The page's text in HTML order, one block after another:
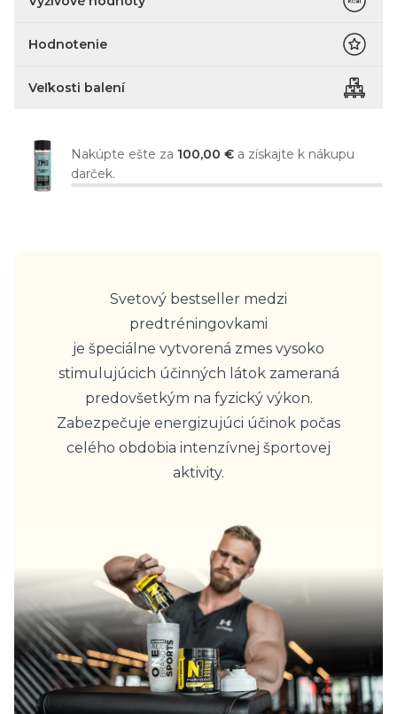
Hodnotenie
Veľkosti balení
Nakúpte ešte za 100,00 € a získajte k nákupu
darček.
Svetový bestseller medzi
predtréningovkami
je špeciálne vytvorená zmes vysoko
stimulujúcich účinných látok zameraná
predovšetkým na fyzický výkon.
Zabezpečuje energizujúci účinok počas
celého obdobia intenzívnej športovej
aktivity.